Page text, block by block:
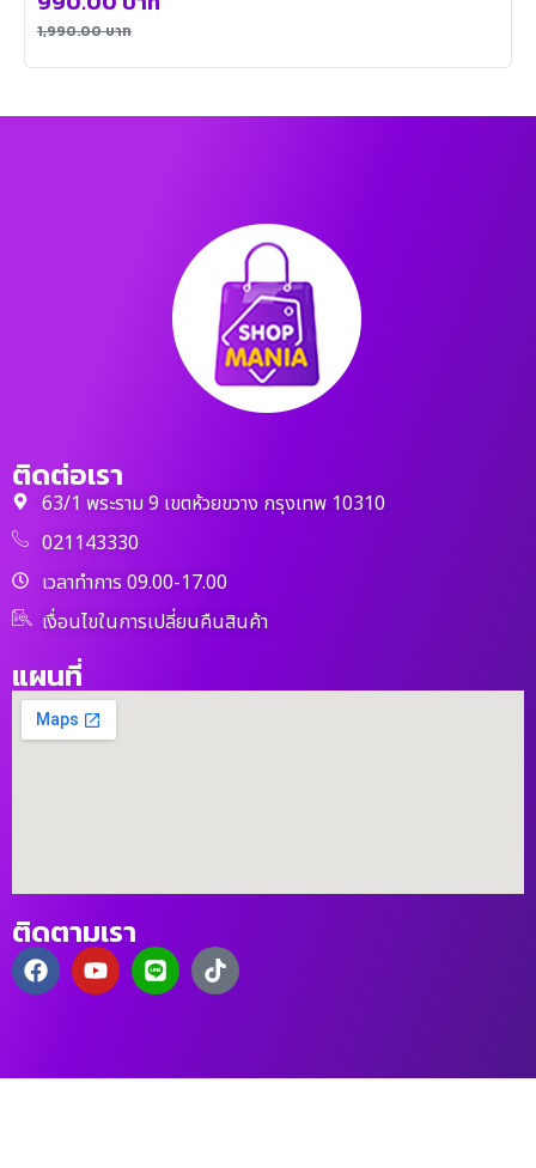
1,990.00บาท
ติดต่อเรา
63/1 พระราม 9 เขตห้วยขวาง กรุงเทพ 10310
021143330
เวลาทำการ 09.00-17.00
เงื่อนไขในการเปลี่ยนคืนสินค้า
แผนที่
ติดตามเรา